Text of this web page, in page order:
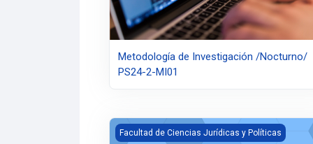
Metodología de Investigación /Nocturno/
PS24-2-MI01
Taller de Escritura DS24-1-TE01
Facultad de Ciencias Jurídicas y Políticas